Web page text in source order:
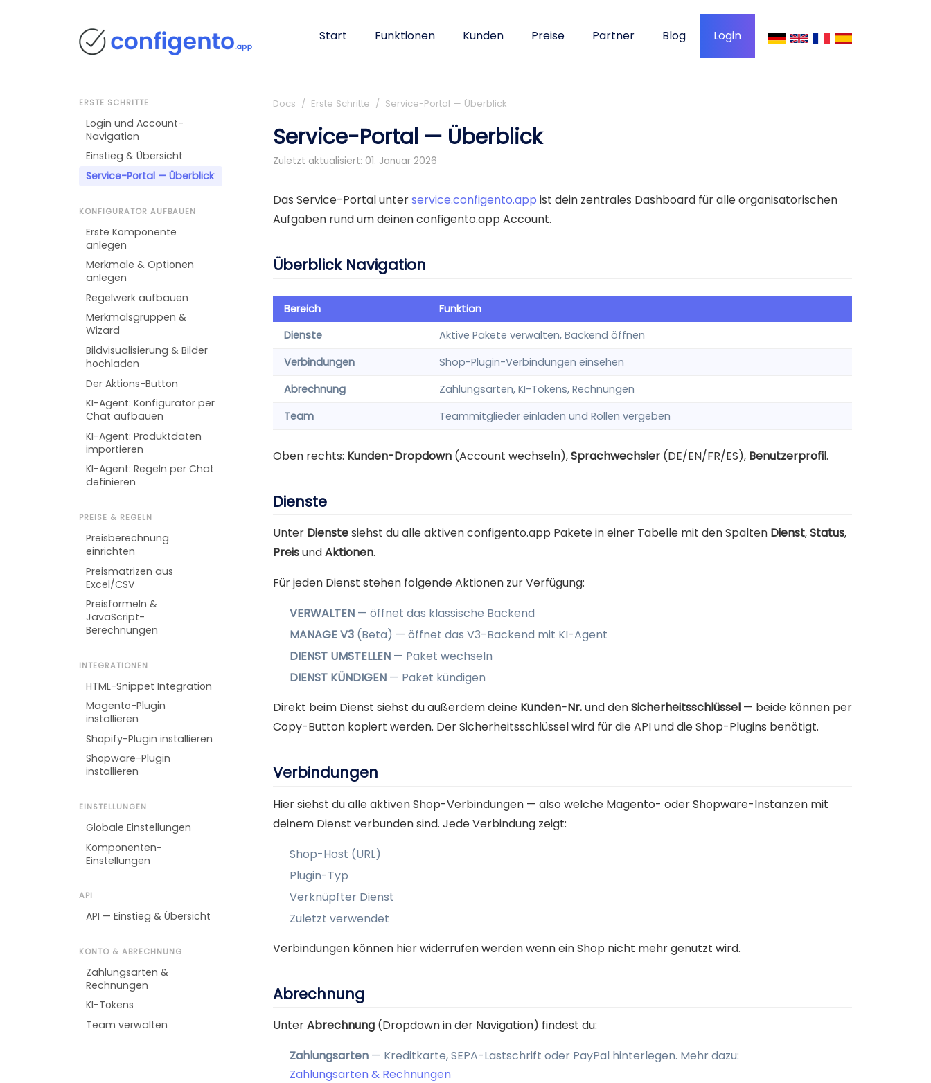
Start Funktionen Kunden Preise Partner Blog Login
ERSTE SCHRITTE
Login und Account-
Navigation
Einstieg & Übersicht
Service-Portal — Überblick
KONFIGURATOR AUFBAUEN
Erste Komponente
anlegen
Merkmale & Optionen
anlegen
Regelwerk aufbauen
Merkmalsgruppen &
Wizard
Bildvisualisierung & Bilder
hochladen
Der Aktions-Button
KI-Agent: Konfigurator per
Chat aufbauen
KI-Agent: Produktdaten
importieren
KI-Agent: Regeln per Chat
definieren
PREISE & REGELN
Preisberechnung
einrichten
Preismatrizen aus
Excel/CSV
Preisformeln &
JavaScript-
Berechnungen
INTEGRATIONEN
HTML-Snippet Integration
Magento-Plugin
installieren
Shopify-Plugin installieren
Shopware-Plugin
installieren
EINSTELLUNGEN
Globale Einstellungen
Komponenten-
Einstellungen
API
API — Einstieg & Übersicht
KONTO & ABRECHNUNG
Zahlungsarten &
Rechnungen
KI-Tokens
Team verwalten
Docs / Erste Schritte / Service-Portal — Überblick
Service-Portal — Überblick
Zuletzt aktualisiert: 01. Januar 2026
Das Service-Portal unterservice.configento.app ist dein zentrales Dashboard für alle organisatorischen
Aufgaben rund um deinen configento.app Account.
Überblick Navigation
Bereich
Funktion
Dienste
Aktive Pakete verwalten, Backend öffnen
Verbindungen
Shop-Plugin-Verbindungen einsehen
Abrechnung
Zahlungsarten, KI-Tokens, Rechnungen
Team
Teammitglieder einladen und Rollen vergeben
Oben rechts: Kunden-Dropdown (Account wechseln),Sprachwechsler (DE/EN/FR/ES), Benutzerprofil.
Dienste
Unter Dienstesiehst du alle aktiven configento.app Pakete in einer Tabelle mit den Spalten Dienst,Status,
PreisundAktionen.
Für jeden Dienst stehen folgende Aktionen zur Verfügung:
VERWALTEN — öffnet das klassische Backend
MANAGE V3 (Beta) — öffnet das V3-Backend mit KI-Agent
DIENST UMSTELLEN — Paket wechseln
DIENST KÜNDIGEN — Paket kündigen
Direkt beim Dienst siehst du außerdem deine Kunden-Nr.und denSicherheitsschlüssel — beide können per
Copy-Button kopiert werden. Der Sicherheitsschlüssel wird für die API und die Shop-Plugins benötigt.
Verbindungen
Hier siehst du alle aktiven Shop-Verbindungen — also welche Magento- oder Shopware-Instanzen mit
deinem Dienst verbunden sind. Jede Verbindung zeigt:
Shop-Host (URL)
Plugin-Typ
Verknüpfter Dienst
Zuletzt verwendet
Verbindungen können hier widerrufen werden wenn ein Shop nicht mehr genutzt wird.
Abrechnung
UnterAbrechnung (Dropdown in der Navigation) findest du:
Zahlungsarten — Kreditkarte, SEPA-Lastschrift oder PayPal hinterlegen. Mehr dazu:
Zahlungsarten & Rechnungen